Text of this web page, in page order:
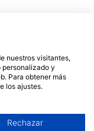
y enfermedades
nuestros visitantes,
personalizado y
Para obtener más
los ajustes.
Rechazar